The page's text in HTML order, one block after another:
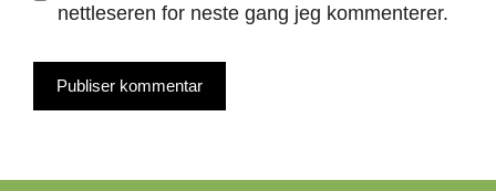
nettleseren for neste gang jeg kommenterer.